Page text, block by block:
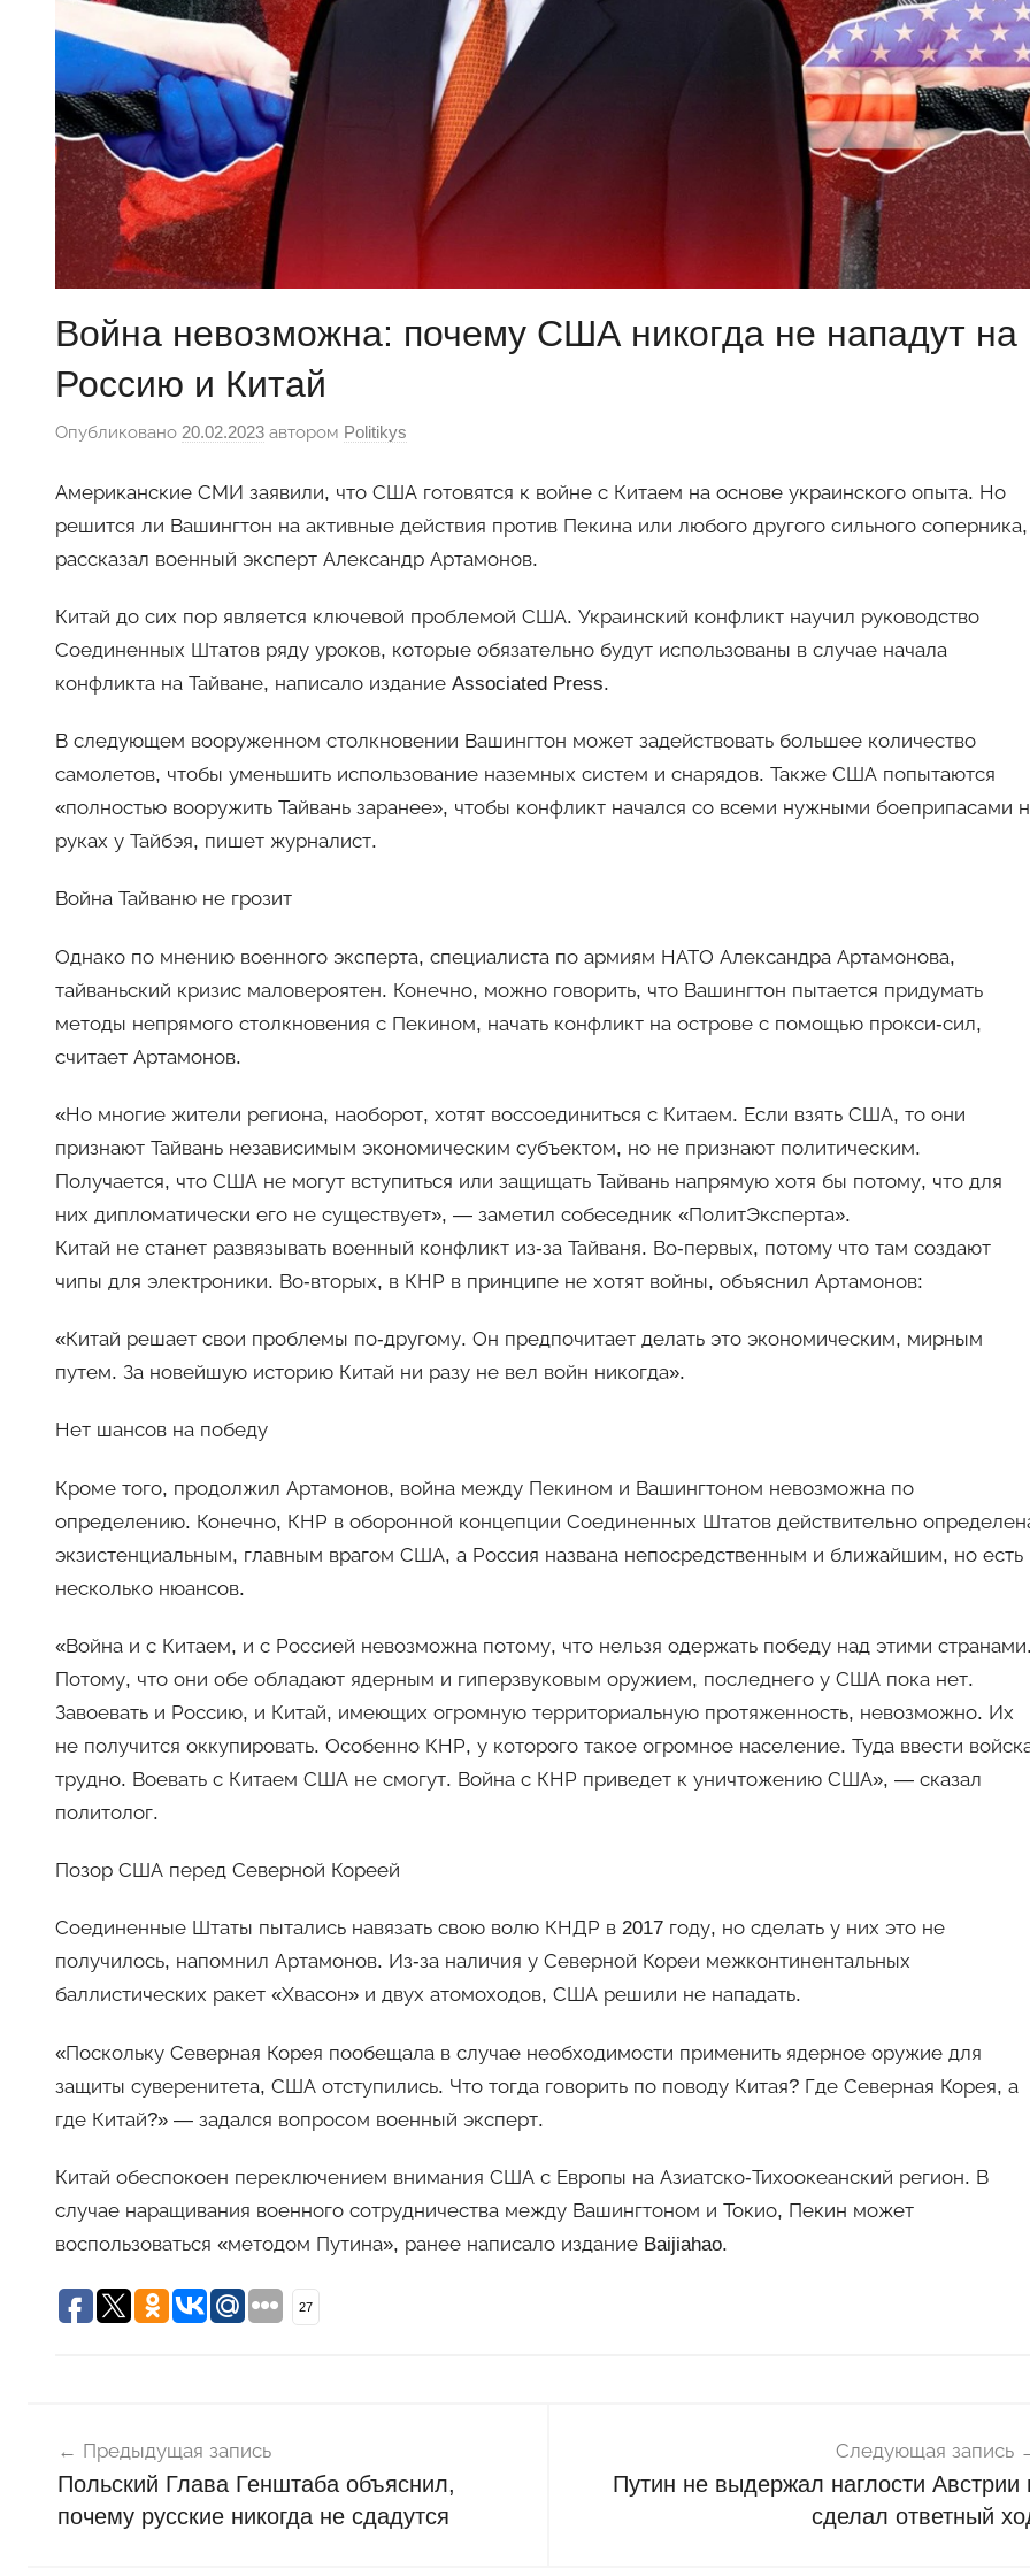
Война невозможна: почему США никогда не нападут на
Россию и Китай
Опубликовано 20.02.2023 автором Politikys
Американские СМИ заявили, что США готовятся к войне с Китаем на основе украинского опыта. Но
решится ли Вашингтон на активные действия против Пекина или любого другого сильного соперника,
рассказал военный эксперт Александр Артамонов.
Китай до сих пор является ключевой проблемой США. Украинский конфликт научил руководство
Соединенных Штатов ряду уроков, которые обязательно будут использованы в случае начала
конфликта на Тайване, написало издание Associated Press.
В следующем вооруженном столкновении Вашингтон может задействовать большее количество
самолетов, чтобы уменьшить использование наземных систем и снарядов. Также США попытаются
«полностью вооружить Тайвань заранее», чтобы конфликт начался со всеми нужными боеприпасами
руках у Тайбэя, пишет журналист.
Война Тайваню не грозит
Однако по мнению военного эксперта, специалиста по армиям НАТО Александра Артамонова,
тайваньский кризис маловероятен. Конечно, можно говорить, что Вашингтон пытается придумать
методы непрямого столкновения с Пекином, начать конфликт на острове с помощью прокси-сил,
считает Артамонов.
«Но многие жители региона, наоборот, хотят воссоединиться с Китаем. Если взять США, то они
признают Тайвань независимым экономическим субъектом, но не признают политическим.
Получается, что США не могут вступиться или защищать Тайвань напрямую хотя бы потому, что для
них дипломатически его не существует», — заметил собеседник «ПолитЭксперта».
Китай не станет развязывать военный конфликт из-за Тайваня. Во-первых, потому что там создают
чипы для электроники. Во-вторых, в КНР в принципе не хотят войны, объяснил Артамонов:
«Китай решает свои проблемы по-другому. Он предпочитает делать это экономическим, мирным
путем. За новейшую историю Китай ни разу не вел войн никогда».
Нет шансов на победу
Кроме того, продолжил Артамонов, война между Пекином и Вашингтоном невозможна по
определению. Конечно, КНР в оборонной концепции Соединенных Штатов действительно
экзистенциальным, главным врагом США, а Россия названа непосредственным и ближайшим, но есть
несколько нюансов.
«Война и с Китаем, и с Россией невозможна потому, что нельзя одержать победу над этими
Потому, что они обе обладают ядерным и гиперзвуковым оружием, последнего у США пока нет.
Завоевать и Россию, и Китай, имеющих огромную территориальную протяженность, невозможно. Их
не получится оккупировать. Особенно КНР, у которого такое огромное население. Туда ввести
трудно. Воевать с Китаем США не смогут. Война с КНР приведет к уничтожению США», — сказал
политолог.
Позор США перед Северной Кореей
Соединенные Штаты пытались навязать свою волю КНДР в 2017 году, но сделать у них это не
получилось, напомнил Артамонов. Из-за наличия у Северной Кореи межконтинентальных
баллистических ракет «Хвасон» и двух атомоходов, США решили не нападать.
«Поскольку Северная Корея пообещала в случае необходимости применить ядерное оружие для
защиты суверенитета, США отступились. Что тогда говорить по поводу Китая? Где Северная Корея, а
где Китай?» — задался вопросом военный эксперт.
Китай обеспокоен переключением внимания США с Европы на Азиатско-Тихоокеанский регион. В
случае наращивания военного сотрудничества между Вашингтоном и Токио, Пекин может
воспользоваться «методом Путина», ранее написало издание Baijiahao.
27
о
в
о
по
записям
Предыдущая запись
Польский Глава Генштаба объяснил,
почему русские никогда не сдадутся
Следующая запись
Путин не выдержал наглости Австрии
сделал ответный